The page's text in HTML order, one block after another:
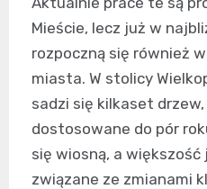
Mieście, lecz już w
rozpoczną się również
miasta. W stolicy
sadzi się kilkaset
dostosowane do pór
się wiosną, a
związane ze zmianami